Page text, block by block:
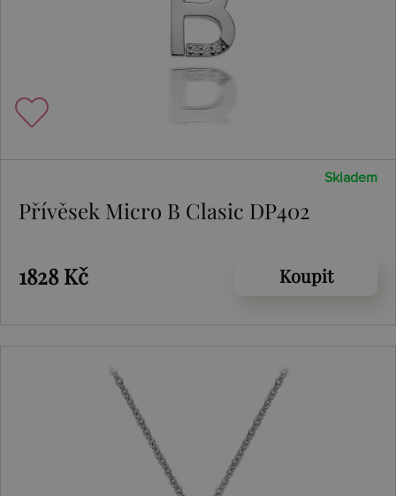
Skladem
Přívěsek Micro B Clasic DP402
1828 Kč Koupit